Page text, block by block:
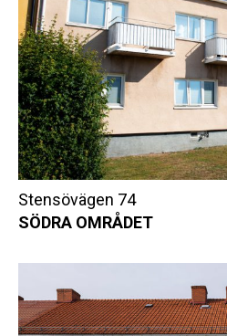
Stensövägen 74
SÖDRA OMRÅDET